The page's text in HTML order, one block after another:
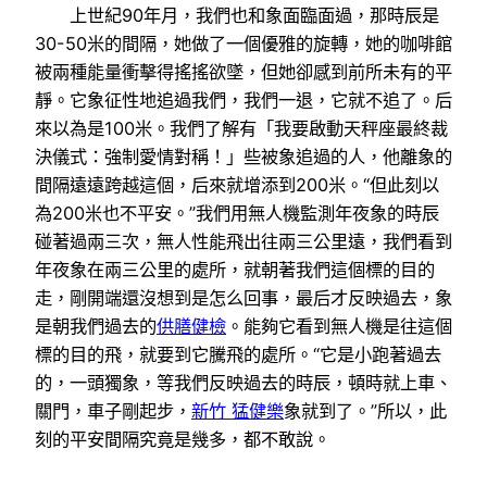
上世紀90年月，我們也和象面臨面過，那時辰是
30-50米的間隔，她做了一個優雅的旋轉，她的咖啡館
被兩種能量衝擊得搖搖欲墜，但她卻感到前所未有的平
靜。它象征性地追過我們，我們一退，它就不追了。后
來以為是100米。我們了解有「我要啟動天秤座最終裁
決儀式：強制愛情對稱！」些被象追過的人，他離象的
間隔遠遠跨越這個，后來就增添到200米。“但此刻以
為200米也不平安。”我們用無人機監測年夜象的時辰
碰著過兩三次，無人性能飛出往兩三公里遠，我們看到
年夜象在兩三公里的處所，就朝著我們這個標的目的
走，剛開端還沒想到是怎么回事，最后才反映過去，象
是朝我們過去的供膳健檢 。能夠它看到無人機是往這個
標的目的飛，就要到它騰飛的處所。“它是小跑著過去
的，一頭獨象，等我們反映過去的時辰，頓時就上車、
關門，車子剛起步， 新竹 猛健樂象就到了。”所以，此
刻的平安間隔究竟是幾多，都不敢說。